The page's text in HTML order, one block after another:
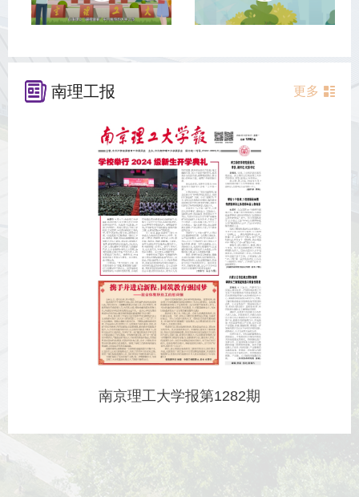
南理工报 更多
南京理工大学报第1282期